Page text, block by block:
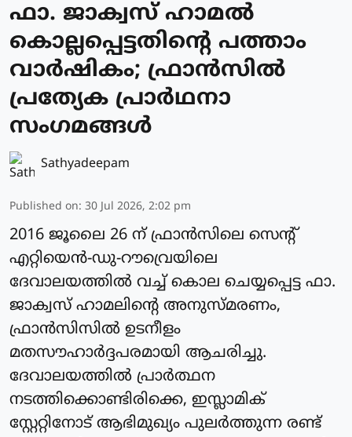
ഫാ. ജാക്വസ് ഹാമല്‍
കൊല്ലപ്പെട്ടതിന്റെ പത്താം
വാര്‍ഷികം; ഫ്രാന്‍സില്‍
പ്രത്യേക പ്രാർഥനാ
സംഗമങ്ങള്‍
Sathyadeepam
Published on: 30 Jul 2026, 2:02 pm
2016 ജൂലൈ 26 ന് ഫ്രാന്‍സിലെ സെന്റ്
എറ്റിയെന്‍-ഡു-റൗവ്രെയിലെ
ദേവാലയത്തില്‍ വച്ച് കൊല ചെയ്യപ്പെട്ട ഫാ.
ജാക്വസ് ഹാമലിന്റെ അനുസ്മരണം,
ഫ്രാന്‍സിസിൽ ഉടനീളം
മതസൗഹാര്‍ദ്ദപരമായി ആചരിച്ചു.
ദേവാലയത്തില്‍ പ്രാര്‍ത്ഥന
നടത്തിക്കൊണ്ടിരിക്കെ, ഇസ്ലാമിക്
സ്റ്റേറ്റിനോട് ആഭിമുഖ്യം പുലര്‍ത്തുന്ന രണ്ട്